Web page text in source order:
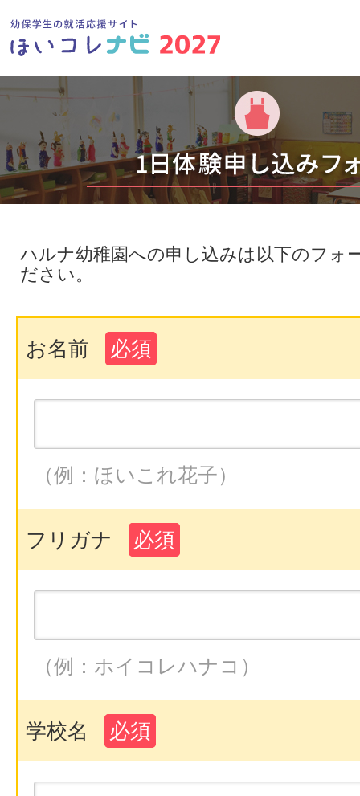
ハルナ幼稚園への申し込みは以下のフォ
ださい。
お名前 必須
（例：ほいこれ花子）
フリガナ 必須
（例：ホイコレハナコ）
学校名 必須